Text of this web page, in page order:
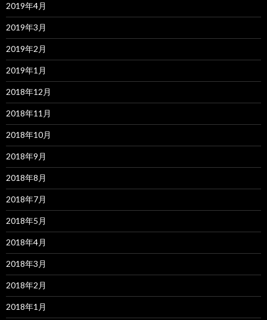
2019年4月
2019年3月
2019年2月
2019年1月
2018年12月
2018年11月
2018年10月
2018年9月
2018年8月
2018年7月
2018年5月
2018年4月
2018年3月
2018年2月
2018年1月